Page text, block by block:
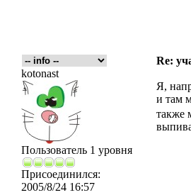
Re:
kotonast
Пользователь 1 уровня
Присоединился:
2005/8/24 16:57
Я,
и там
также